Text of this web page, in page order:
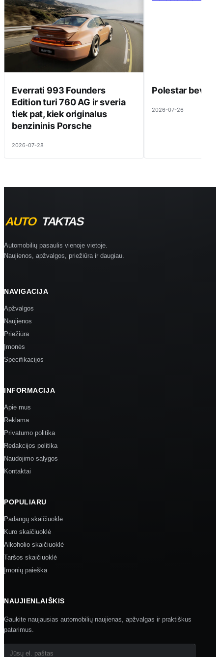
Everrati 993 Founders
Edition turi 760 AG ir sveria
tiek pat, kiek originalus
benzininis Porsche
2026-07-28
Polestar beveik
2026-07-26
Automobilių pasaulis vienoje vietoje.
Naujienos, apžvalgos, priežiūra ir daugiau.
NAVIGACIJA
Apžvalgos
Naujienos
Priežiūra
Įmonės
Specifikacijos
INFORMACIJA
Apie mus
Reklama
Privatumo politika
Redakcijos politika
Naudojimo sąlygos
Kontaktai
POPULIARU
Padangų skaičiuoklė
Kuro skaičiuoklė
Alkoholio skaičiuoklė
Taršos skaičiuoklė
Įmonių paieška
NAUJIENLAIŠKIS
Gaukite naujausias automobilių naujienas, apžvalgas ir praktiškus
patarimus.
Jūsų el. paštas